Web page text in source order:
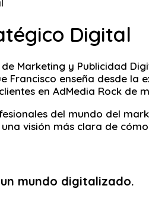
Digital
de Marketing y Publicidad
Francisco enseña desde
en AdMedia Rock de
del mundo del
visión más clara de
un mundo digitalizado.